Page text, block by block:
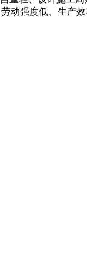
动强度低、生产